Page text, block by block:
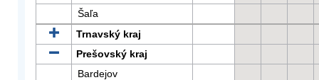
Šaľa
Trnavský kraj
Prešovský kraj
Bardejov